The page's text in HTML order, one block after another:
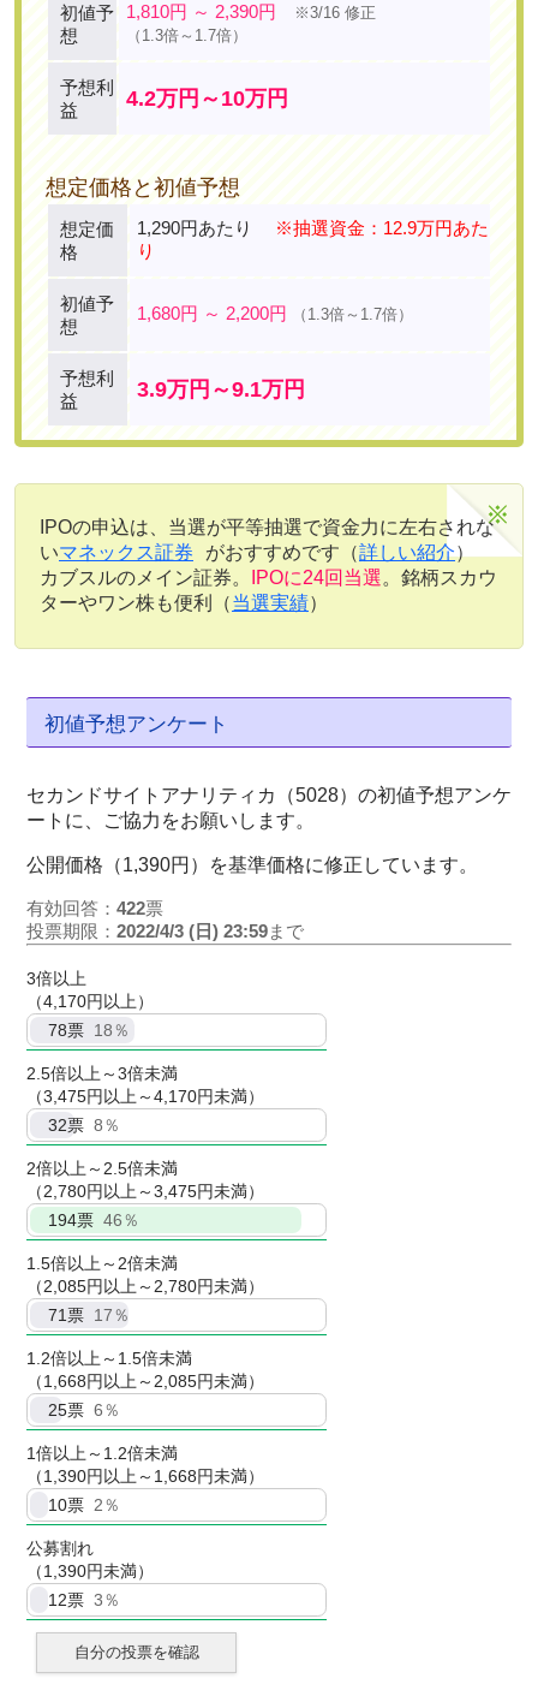
初値予
想
1,810円 ～ 2,390円
※3/16 修正
（1.3倍～1.7倍）
予想利
益
4.2万円～10万円
想定価格と初値予想
想定価
格
1,290円あたり
※抽選資金：12.9万円あた
り
初値予
想
1,680円 ～ 2,200円 （1.3倍～1.7倍）
予想利
益
3.9万円～9.1万円
IPOの申込は、当選が平等抽選で資金力に左右されな
いマネックス証券 がおすすめです（詳しい紹介）
カブスルのメイン証券。
IPOに24回当選。銘柄スカウ
ターやワン株も便利（当選実績）
初値予想アンケート
セカンドサイトアナリティカ（5028）の初値予想アンケ
ートに、ご協力をお願いします。
公開価格（1,390円）を基準価格に修正しています。
有効回答： 422票
投票期限： 2022/4/3 (日) 23:59まで
3倍以上
（4,170円以上）
78票 18％
2.5倍以上～3倍未満
（3,475円以上～4,170円未満）
32票 8％
2倍以上～2.5倍未満
（2,780円以上～3,475円未満）
194票 46％
1.5倍以上～2倍未満
（2,085円以上～2,780円未満）
71票 17％
1.2倍以上～1.5倍未満
（1,668円以上～2,085円未満）
25票 6％
1倍以上～1.2倍未満
（1,390円以上～1,668円未満）
10票 2％
公募割れ
（1,390円未満）
12票 3％
自分の投票を確認